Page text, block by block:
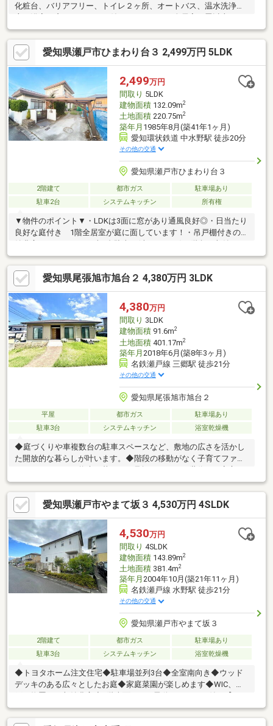
化粧台、バリアフリー、トイレ２ヶ所、オートバス、温水洗浄便
Ｈクッキングヒーター、
愛知県瀬戸市ひまわり台３ 2,499万円 5LDK
2,499万円
間取り 5LDK
建物面積132.09m2
土地面積220.75m2
築年月 1985年8月(築41年1ヶ月)
愛知環状鉄道 中水野駅 徒歩20分
その他の交通
愛知県瀬戸市ひまわり台３
2階建て 都市ガス
駐車場あり
駐車2台
システムキッチン 所有権
▼物件のポイント▼・LDKは3面に窓があり通風良好◎・日当たり
良好な庭付き 1階全居室が庭に面しています！・吊戸棚付きの収
納豊富なキッチン・お車2台駐車可(車種による)・階段下収納あ
り・2015年4月外壁リフォーム済▼立地のポイント▼・名鉄バス
「水野団地」徒歩1分・西陵小学校まで徒歩10分・徒歩5分圏内に
公園複数あり・周辺は戸建中心の閑静な住宅地
愛知県尾張旭市旭台２ 4,380万円 3LDK
4,380万円
間取り 3LDK
建物面積91.6m2
土地面積401.17m2
築年月 2018年6月(築8年3ヶ月)
名鉄瀬戸線 三郷駅 徒歩21分
その他の交通
愛知県尾張旭市旭台２
平屋 都市ガス
駐車場あり
駐車3台
システムキッチン 浴室乾燥機
◆庭づくりや車複数台の駐車スペースなど、敷地の広さを活かし
た開放的な暮らしが叶います。◆階段の移動がなく子育てファミ
快適な住まいです。◆2018年6月築・三昭堂施工の築浅物件丁寧
に使用されており、室内状態良好な木造平屋建。◆バリアフリー
に配慮された安心設計！玄関にはスロープを完備。手すりや段差
のない暮らしで、車椅子やお子様のお出かけにも優しいアプロー
チ。◆緑豊かな住環境と便利な生活施設！ 旭台第2公園まで徒
歩3分、ローソン尾張旭柏井町店まで徒歩8分と、子育て環境・買
い物環境ともに良好！
愛知県瀬戸市やまて坂３ 4,530万円 4SLDK
4,530万円
間取り 4SLDK
建物面積143.89m2
土地面積381.4m2
築年月 2004年10月(築21年11ヶ月)
名鉄瀬戸線 水野駅 徒歩21分
その他の交通
愛知県瀬戸市やまて坂３
2階建て 都市ガス
駐車場あり
駐車3台
システムキッチン 浴室乾燥機
◆トヨタホーム注文住宅◆駐車場並列3台◆全室南向き◆ウッド
デッキのある広々としたお庭◆家庭菜園が楽しめます◆WIC、納
エー不動産は地域密着！ 尾張旭・瀬戸専門店】●LIXIL不動産シ
ョップ顧客満足度93.7％！●地域情報盛りだくさん！ 名古屋市内